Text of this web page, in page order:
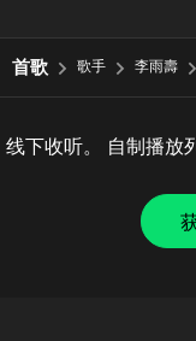
首歌 歌手 李雨壽
线下收听。 自制播放